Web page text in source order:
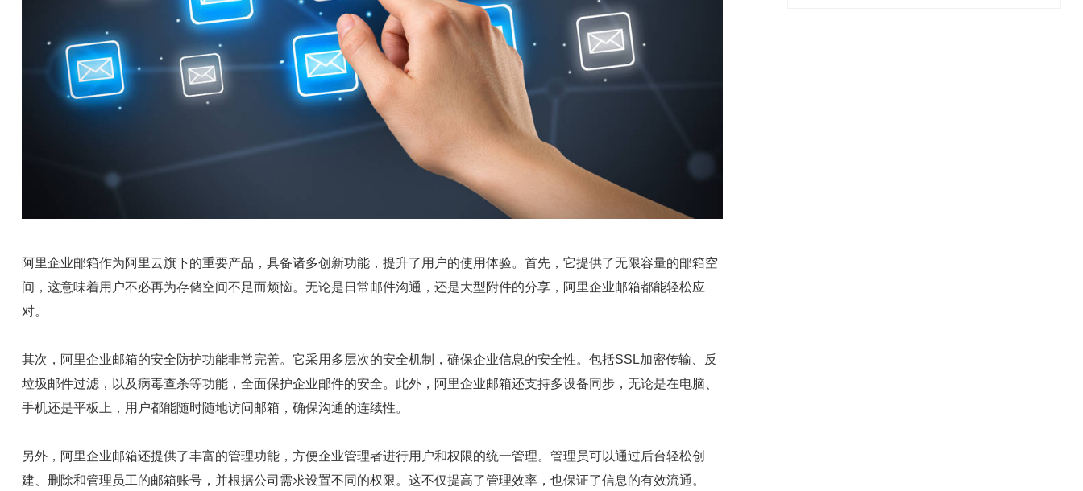
阿里企业邮箱作为阿里云旗下的重要产品，具备诸多创新功能，提升了用户的使用体验。首先，它提供了无限容量的邮箱空
间，这意味着用户不必再为存储空间不足而烦恼。无论是日常邮件沟通，还是大型附件的分享，阿里企业邮箱都能轻松应
对。
其次，阿里企业邮箱的安全防护功能非常完善。它采用多层次的安全机制，确保企业信息的安全性。包括SSL加密传输、反
垃圾邮件过滤，以及病毒查杀等功能，全面保护企业邮件的安全。此外，阿里企业邮箱还支持多设备同步，无论是在电脑、
手机还是平板上，用户都能随时随地访问邮箱，确保沟通的连续性。
另外，阿里企业邮箱还提供了丰富的管理功能，方便企业管理者进行用户和权限的统一管理。管理员可以通过后台轻松创
建、删除和管理员工的邮箱账号，并根据公司需求设置不同的权限。这不仅提高了管理效率，也保证了信息的有效流通。